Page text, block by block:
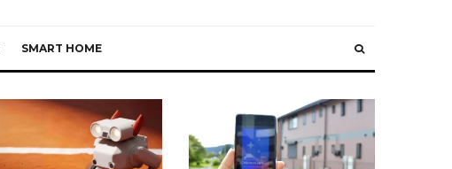
SMART HOME